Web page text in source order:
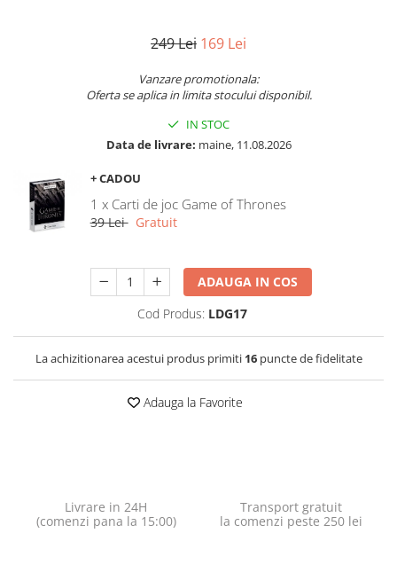
249 Lei 169 Lei
Vanzare promotionala:
Oferta se aplica in limita stocului disponibil.
IN STOC
Data de livrare: maine, 11.08.2026
+ CADOU
1 x Carti de joc Game of Thrones
39 LeiGratuit
ADAUGA IN COS
Cod Produs: LDG17
La achizitionarea acestui produs primiti 16puncte de fidelitate
Adauga la Favorite
Livrare in 24H
(comenzi pana la 15:00)
Transport gratuit
la comenzi peste 250 lei